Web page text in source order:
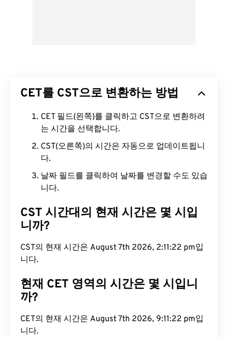
CET를 CST으로 변환하는 방법
CET 필드(왼쪽)를 클릭하고 CST으로 변환하려
는 시간을 선택합니다.
CST(오른쪽)의 시간은 자동으로 업데이트됩니
다.
날짜 필드를 클릭하여 날짜를 변경할 수도 있습
니다.
CST 시간대의 현재 시간은 몇 시입
니까?
CST의 현재 시간은 August 7th 2026, 2:11:23 pm입
니다.
현재 CET 영역의 시간은 몇 시입니
까?
CET의 현재 시간은 August 7th 2026, 9:11:23 pm입
니다.